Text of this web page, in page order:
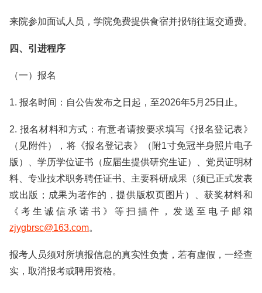
来院参加面试人员，学院免费提供食宿并报销往返交通费。
四、引进程序
（一）报名
1. 报名时间：自公告发布之日起，至2026年5月25日止。
2. 报名材料和方式：有意者请按要求填写《报名登记表》
（见附件），将《报名登记表》（附1寸免冠半身照片电子
版）、学历学位证书（应届生提供研究生证）、党员证明材
料、专业技术职务聘任证书、主要科研成果（须已正式发表
或出版；成果为著作的，提供版权页图片）、获奖材料和
《考生诚信承诺书》等扫描件，发送至电子邮箱
zjygbrsc@163.com。
报考人员须对所填报信息的真实性负责，若有虚假，一经查
实，取消报考或聘用资格。